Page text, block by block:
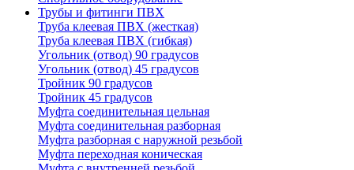
Трубы и фитинги ПВХ
Труба клеевая ПВХ (жесткая)
Труба клеевая ПВХ (гибкая)
Угольник (отвод) 90 градусов
Угольник (отвод) 45 градусов
Тройник 90 градусов
Тройник 45 градусов
Муфта соединительная цельная
Муфта соединительная разборная
Муфта разборная с наружной резьбой
Муфта переходная коническая